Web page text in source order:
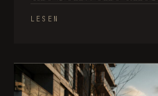
LESEN